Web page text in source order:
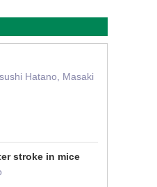
Hatano, Masaki
stroke in mice